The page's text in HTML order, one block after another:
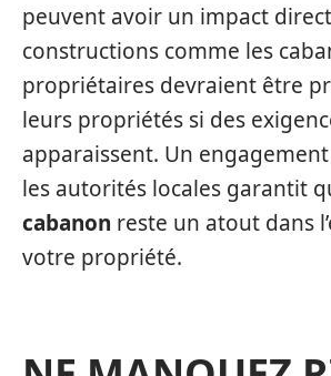
peuvent avoir un impact
constructions comme les
propriétaires devraient être
leurs propriétés si des
apparaissent. Un
les autorités locales garantit
cabanon reste un atout dans
votre propriété.